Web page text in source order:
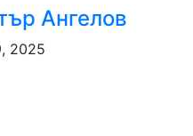
Ангелов
2025